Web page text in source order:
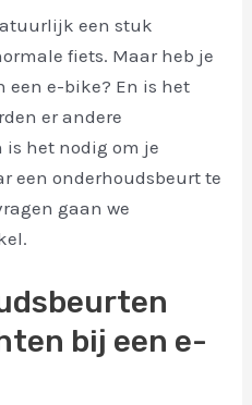
een stuk
fiets. Maar heb je
een e-bike? En is het
er andere
is het nodig om je
een onderhoudsbeurt te
gaan we
bij een e-